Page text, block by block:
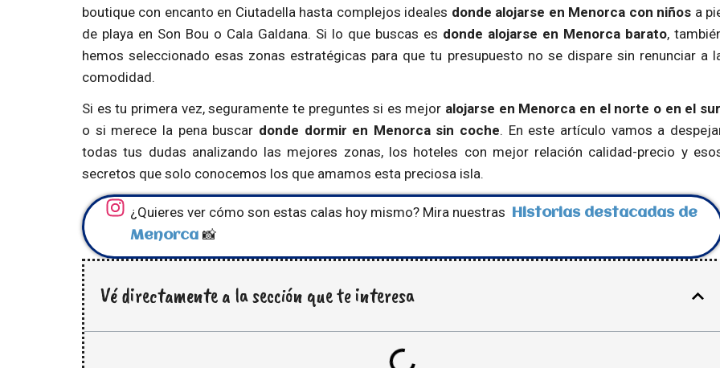
boutique con encanto en Ciutadella hasta complejos ideales donde alojarse en Menorca con niños a
de playa en Son Bou o Cala Galdana. Si lo que buscas es donde alojarse en Menorca barato,
hemos seleccionado esas zonas estratégicas para que tu presupuesto no se dispare sin renunciar a
comodidad.
Si es tu primera vez, seguramente te preguntes si es mejor alojarse en Menorca en el norte o en el
o si merece la pena buscar donde dormir en Menorca sin coche. En este artículo vamos a
todas tus dudas analizando las mejores zonas, los hoteles con mejor relación calidad-precio y
secretos que solo conocemos los que amamos esta preciosa isla.
¿Quieres ver cómo son estas calas hoy mismo? Mira nuestras
Historias destacadas de
Menorca 📸
Vé directamente a la sección que te interesa